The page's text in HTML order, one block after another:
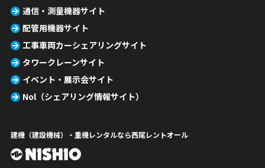
通信・測量機器サイト
配管用機器サイト
工事車両カーシェアリングサイト
タワークレーンサイト
イベント・展示会サイト
Nol（シェアリング情報サイト）
建機（建設機械）・重機レンタルなら西尾レントオール